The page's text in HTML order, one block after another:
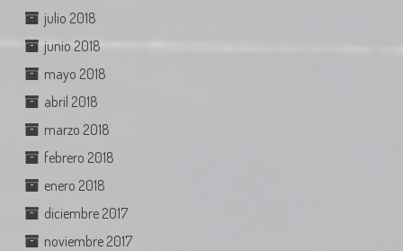
julio 2018
junio 2018
mayo 2018
abril 2018
marzo 2018
febrero 2018
enero 2018
diciembre 2017
noviembre 2017